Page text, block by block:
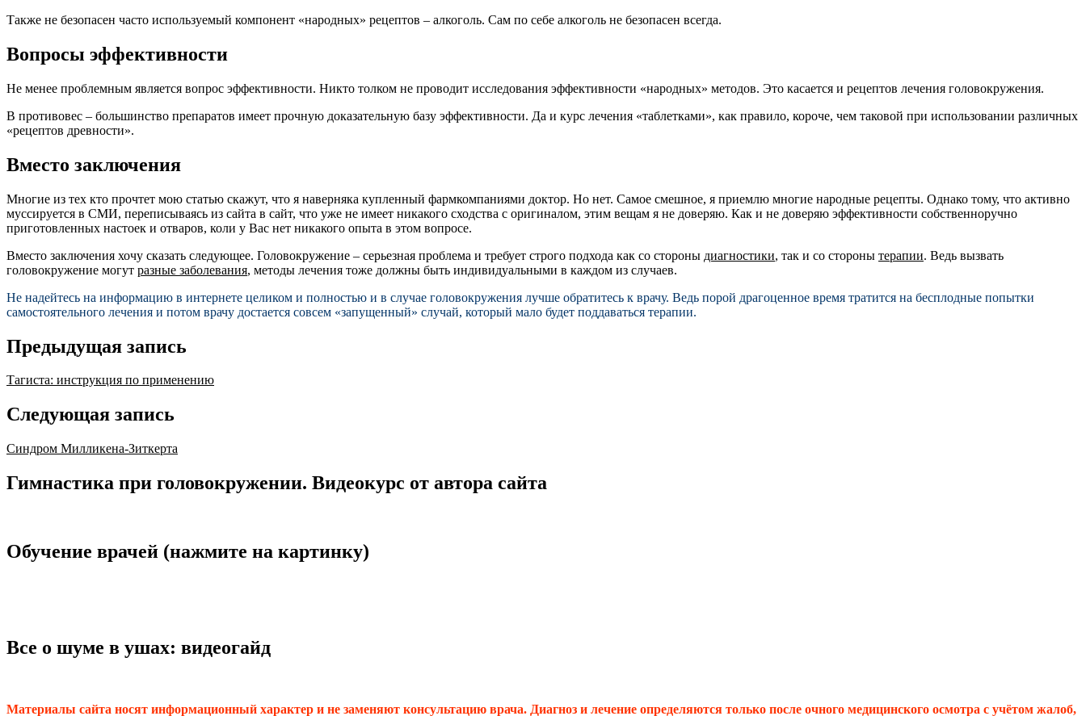
Также не безопасен часто используемый компонент «народных» рецептов – алкоголь. Сам по себе алкоголь не безопасен всегда.
Вопросы эффективности
Не менее проблемным является вопрос эффективности. Никто толком не проводит исследования эффективности «народных» методов. Это касается и рецептов лечения головокружения.
В противовес – большинство препаратов имеет прочную доказательную базу эффективности. Да и курс лечения «таблетками», как правило, короче, чем таковой при использовании различных
«рецептов древности».
Вместо заключения
Многие из тех кто прочтет мою статью скажут, что я наверняка купленный фармкомпаниями доктор. Но нет. Самое смешное, я приемлю многие народные рецепты. Однако тому, что активно
муссируется в СМИ, переписываясь из сайта в сайт, что уже не имеет никакого сходства с оригиналом, этим вещам я не доверяю. Как и не доверяю эффективности собственноручно
приготовленных настоек и отваров, коли у Вас нет никакого опыта в этом вопросе.
Вместо заключения хочу сказать следующее. Головокружение – серьезная проблема и требует строго подхода как со стороны диагностики, так и со стороны терапии. Ведь вызвать
головокружение могут разные заболевания, методы лечения тоже должны быть индивидуальными в каждом из случаев.
Не надейтесь на информацию в интернете целиком и полностью и в случае головокружения лучше обратитесь к врачу. Ведь порой драгоценное время тратится на бесплодные попытки
самостоятельного лечения и потом врачу достается совсем «запущенный» случай, который мало будет поддаваться терапии.
Предыдущая запись
Тагиста: инструкция по применению
Следующая запись
Синдром Милликена-Зиткерта
Гимнастика при головокружении. Видеокурс от автора сайта
Обучение врачей (нажмите на картинку)
Все о шуме в ушах: видеогайд
Материалы сайта носят информационный характер и не заменяют консультацию врача. Диагноз и лечение определяются только после очного медицинского осмотра с учётом жалоб,